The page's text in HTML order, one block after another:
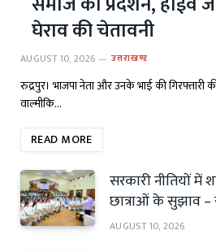
घेराव की चेतावनी
AUGUST 10, 2026 उत्तराखण्ड
रुद्रपुर। भाजपा नेता और उनके भाई की गिरफ्तारी
वाल्मीकि…
READ MORE
सरकारी नीतियों में
छात्राओं के सुझाव –
AUGUST 10, 2026